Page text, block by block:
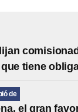
tiene
de
el gran